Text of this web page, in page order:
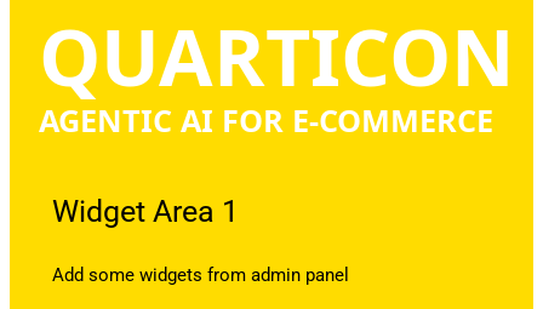
QUARTICON
AGENTIC AI FOR E-COMMERCE
Widget Area 1
Add some widgets from admin panel